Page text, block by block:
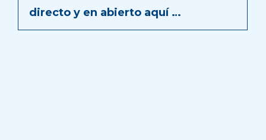
directo y en abierto aquí …